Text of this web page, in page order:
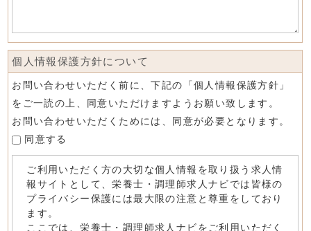
個人情報保護方針について
お問い合わせいただく前に、下記の「個人情報保護方針」
をご一読の上、同意いただけますようお願い致します。
お問い合わせいただくためには、同意が必要となります。
同意する